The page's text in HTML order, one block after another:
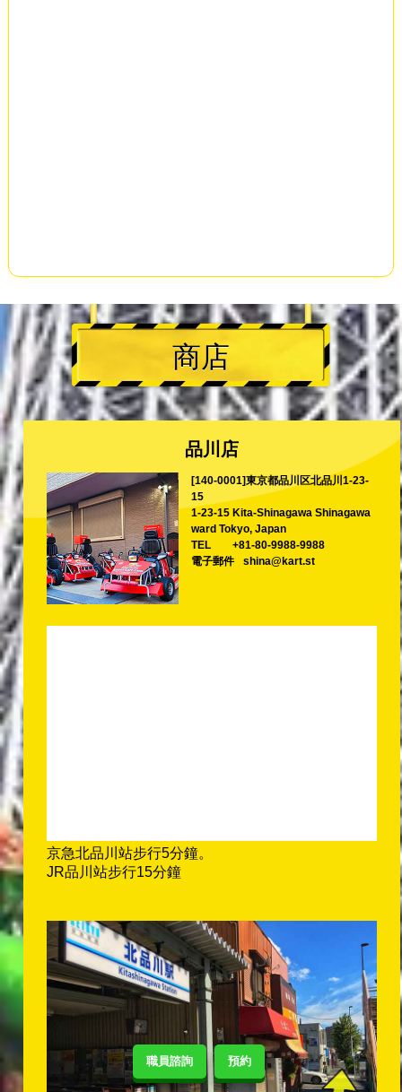
職員諮詢 預約
商店
品川店
[140-0001]東京都品川区北品川1-23-
15
1-23-15 Kita-Shinagawa Shinagawa
ward Tokyo, Japan
TEL
+81-80-9988-9988
電子郵件
shina@kart.st
京急北品川站步行5分鐘。
JR品川站步行15分鐘